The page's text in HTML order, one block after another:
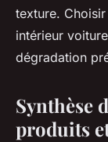
texture.
intérieur
dégradation
Synthèse
produits